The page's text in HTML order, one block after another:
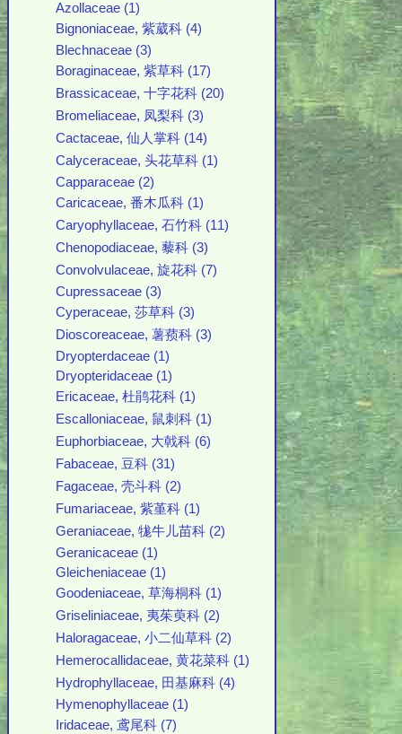
Azollaceae (1)
Bignoniaceae, 紫葳科 (4)
Blechnaceae (3)
Boraginaceae, 紫草科 (17)
Brassicaceae, 十字花科 (20)
Bromeliaceae, 凤梨科 (3)
Cactaceae, 仙人掌科 (14)
Calyceraceae, 头花草科 (1)
Capparaceae (2)
Caricaceae, 番木瓜科 (1)
Caryophyllaceae, 石竹科 (11)
Chenopodiaceae, 藜科 (3)
Convolvulaceae, 旋花科 (7)
Cupressaceae (3)
Cyperaceae, 莎草科 (3)
Dioscoreaceae, 薯蓣科 (3)
Dryopterdaceae (1)
Dryopteridaceae (1)
Ericaceae, 杜鹃花科 (1)
Escalloniaceae, 鼠刺科 (1)
Euphorbiaceae, 大戟科 (6)
Fabaceae, 豆科 (31)
Fagaceae, 壳斗科 (2)
Fumariaceae, 紫堇科 (1)
Geraniaceae, 牻牛儿苗科 (2)
Geranicaceae (1)
Gleicheniaceae (1)
Goodeniaceae, 草海桐科 (1)
Griseliniaceae, 夷茱萸科 (2)
Haloragaceae, 小二仙草科 (2)
Hemerocallidaceae, 黄花菜科 (1)
Hydrophyllaceae, 田基麻科 (4)
Hymenophyllaceae (1)
Iridaceae, 鸢尾科 (7)